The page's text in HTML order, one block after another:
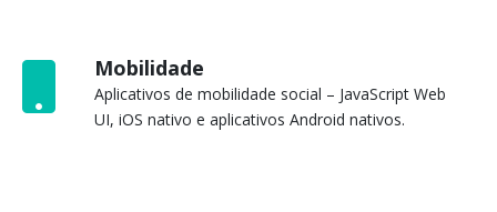
Mobilidade
Aplicativos de mobilidade social – JavaScript Web
UI, iOS nativo e aplicativos Android nativos.